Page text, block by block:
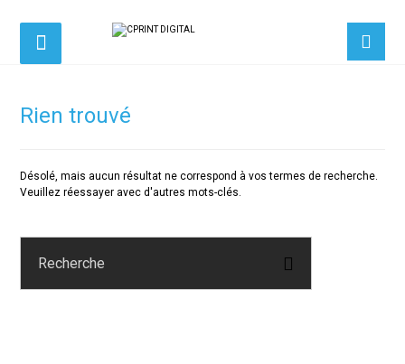
Rien trouvé
Désolé, mais aucun résultat ne correspond à vos termes de recherche.
Veuillez réessayer avec d'autres mots-clés.